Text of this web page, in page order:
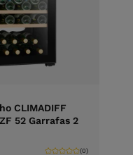
CLIMADIFF
52 Garrafas 2
(0)